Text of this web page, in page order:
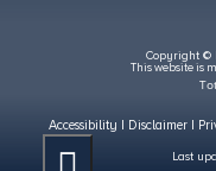
Copyright ©
This website is
Accessibility Disclaimer
Last